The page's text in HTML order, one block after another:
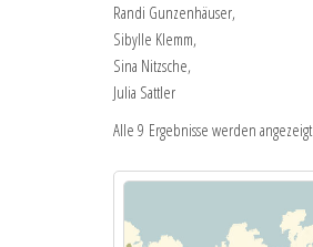
Randi Gunzenhäuser,
Sibylle Klemm,
Sina Nitzsche,
Julia Sattler
Alle 9 Ergebnisse werden angezeigt